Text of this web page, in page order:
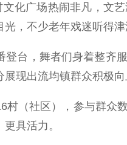
广场热闹非凡，文艺
，不少老年戏迷听得
，舞者们身着整齐服
现出流均镇群众积极
社区），参与群众数
具活力。